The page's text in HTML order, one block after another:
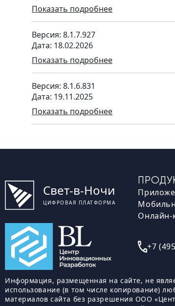
Показать подробнее
Версия: 8.1.7.927
Дата: 18.02.2026
Показать подробнее
Версия: 8.1.6.831
Дата: 19.11.2025
Показать подробнее
Свет-в-Ночи
ЦИФРОВАЯ ПЛАТФОРМА
Онлайн-
+7
Информация, размещенная на сайте, не
использование (в том числе копирование)
материалов сайта без разрешения ООО